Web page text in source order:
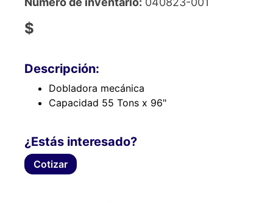
$
Descripción:
Dobladora mecánica
Capacidad 55 Tons x 96"
¿Estás interesado?
Cotizar